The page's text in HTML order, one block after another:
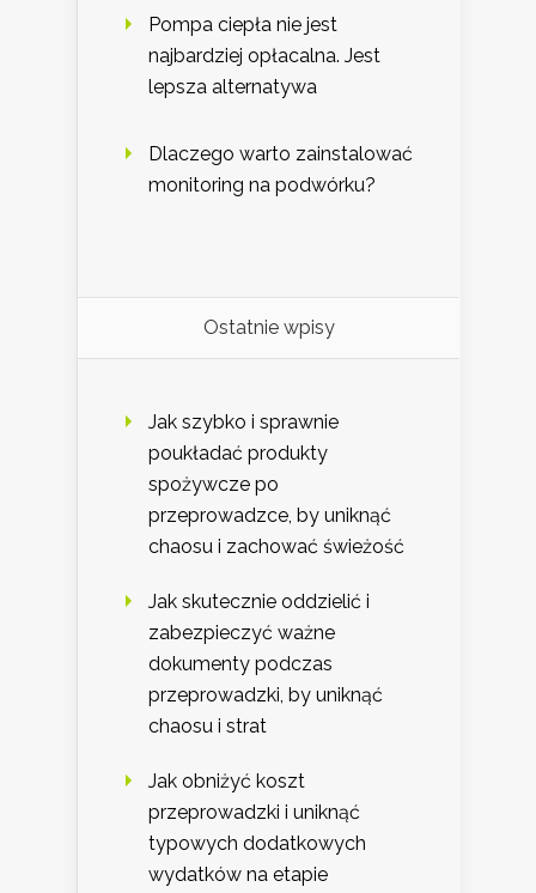
Pompa ciepła nie jest
najbardziej opłacalna. Jest
lepsza alternatywa
Dlaczego warto zainstalować
monitoring na podwórku?
Ostatnie wpisy
Jak szybko i sprawnie
poukładać produkty
spożywcze po
przeprowadzce, by uniknąć
chaosu i zachować świeżość
Jak skutecznie oddzielić i
zabezpieczyć ważne
dokumenty podczas
przeprowadzki, by uniknąć
chaosu i strat
Jak obniżyć koszt
przeprowadzki i uniknąć
typowych dodatkowych
wydatków na etapie